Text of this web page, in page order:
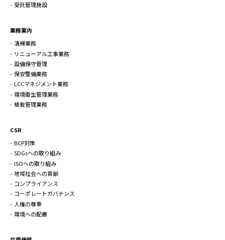
受託管理施設
業務案内
清掃業務
リニューアル工事業務
設備保守管理
保安警備業務
LCCマネジメント業務
環境衛生管理業務
植栽管理業務
CSR
BCP対策
SDGsへの取り組み
ISOへの取り組み
地域社会への貢献
コンプライアンス
コーポレートガバナンス
人権の尊重
環境への配慮